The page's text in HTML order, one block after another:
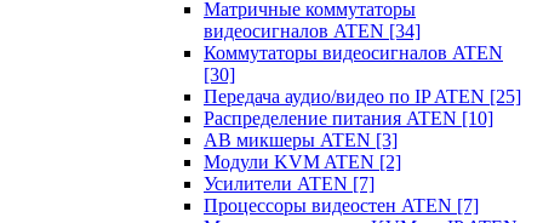
Матричные коммутаторы
видеосигналов ATEN [34]
Коммутаторы видеосигналов ATEN
[30]
Передача аудио/видео по IP ATEN [25]
Распределение питания ATEN [10]
АВ микшеры ATEN [3]
Модули KVM ATEN [2]
Усилители ATEN [7]
Процессоры видеостен ATEN [7]